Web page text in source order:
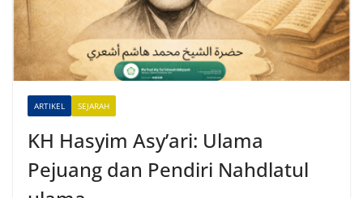
a
t
i
v
ARTIKEL SEJARAH
KH Hasyim Asy’ari: Ulama
Pejuang dan Pendiri Nahdlatul